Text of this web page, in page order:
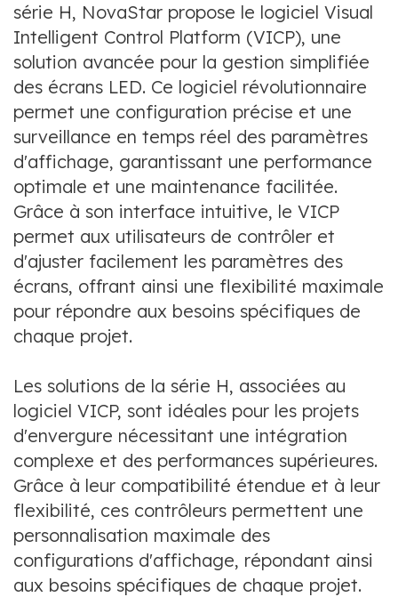
série H, NovaStar propose le logiciel Visual
Intelligent Control Platform (VICP), une
solution avancée pour la gestion simplifiée
des écrans LED. Ce logiciel révolutionnaire
permet une configuration précise et une
surveillance en temps réel des paramètres
d'affichage, garantissant une performance
optimale et une maintenance facilitée.
Grâce à son interface intuitive, le VICP
permet aux utilisateurs de contrôler et
d'ajuster facilement les paramètres des
écrans, offrant ainsi une flexibilité maximale
pour répondre aux besoins spécifiques de
chaque projet.
Les solutions de la série H, associées au
logiciel VICP, sont idéales pour les projets
d'envergure nécessitant une intégration
complexe et des performances supérieures.
Grâce à leur compatibilité étendue et à leur
flexibilité, ces contrôleurs permettent une
personnalisation maximale des
configurations d'affichage, répondant ainsi
aux besoins spécifiques de chaque projet.